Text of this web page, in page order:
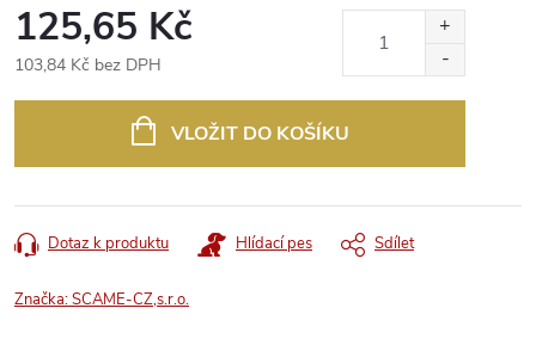
125,65 Kč
103,84 Kč bez DPH
VLOŽIT DO KOŠÍKU
Dotaz k produktu Hlídací pes Sdílet
Značka:SCAME-CZ,s.r.o.